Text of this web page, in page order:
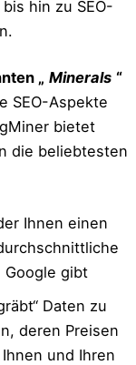
hin zu SEO-
„ Minerals “
SEO-Aspekte
bietet
die beliebtesten
Ihnen einen
Google gibt
Daten zu
deren Preisen
und Ihren